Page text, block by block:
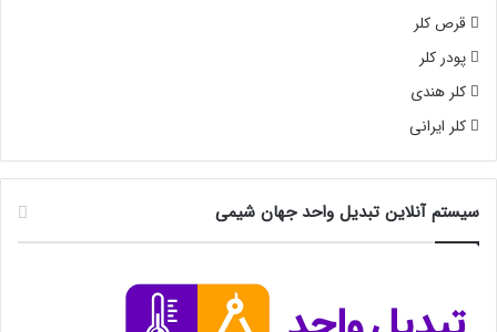
قرص کلر
پودر کلر
کلر هندی
کلر ایرانی
سیستم آنلاین تبدیل واحد جهان شیمی